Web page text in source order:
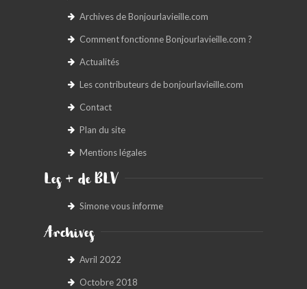
Archives de Bonjourlavieille.com
Comment fonctionne Bonjourlavieille.com ?
Actualités
Les contributeurs de bonjourlavieille.com
Contact
Plan du site
Mentions légales
Les + de BLV
Simone vous informe
Archives
Avril 2022
Octobre 2018